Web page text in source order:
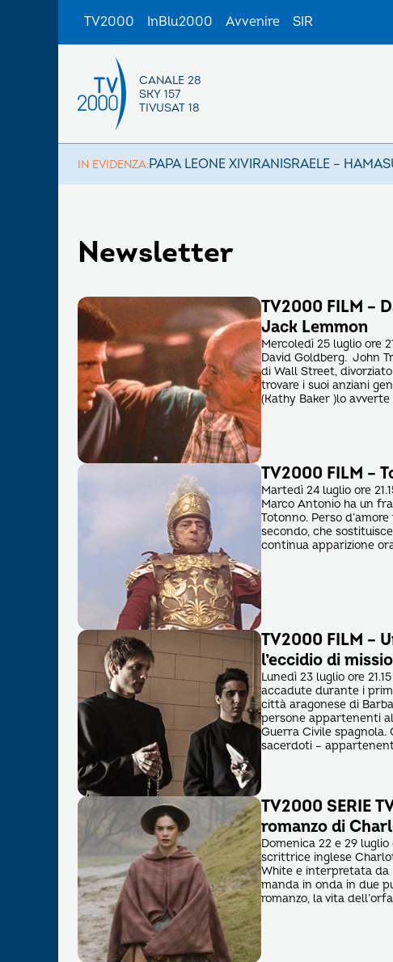
TV2000 InBlu2000 Avvenire SIR
CANALE 28
SKY 157
TIVUSAT 18
IN EVIDENZA:PAPA LEONE XIVIRANISRAELE – HAMAS
Newsletter
TV2000 FILM –
Jack Lemmon
Mercoledì 25 luglio ore
David Goldberg. John
di Wall Street,
trovare i suoi anziani
(Kathy Baker )lo
TV2000 FILM –
Martedì 24 luglio ore
Marco Antonio ha un
Totonno. Perso
secondo, che
continua apparizione
TV2000 FILM –
l’eccidio di
Lunedì 23 luglio ore
accadute durante i
città aragonese di
persone appartenenti
Guerra Civile spagnola.
sacerdoti –
TV2000 SERIE
romanzo di
Domenica 22 e 29
scrittrice inglese
White e interpretata da
manda in onda in due
romanzo, la vita